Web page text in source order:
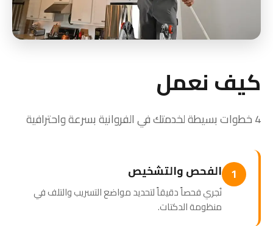
كيف نعمل
4 خطوات بسيطة لخدمتك في الفروانية بسرعة واحترافية
1 الفحص والتشخيص
نُجري فحصاً دقيقاً لتحديد مواضع التسريب والتلف في
منظومة الدكتات.